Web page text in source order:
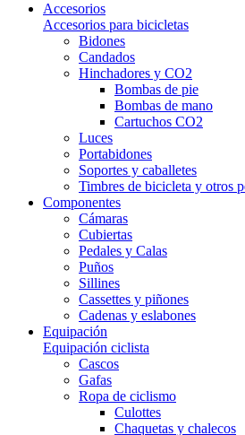
Accesorios
Accesorios para bicicletas
Bidones
Candados
Hinchadores y CO2
Bombas de pie
Bombas de mano
Cartuchos CO2
Luces
Portabidones
Soportes y caballetes
Timbres de bicicleta y otros
Componentes
Cámaras
Cubiertas
Pedales y Calas
Puños
Sillines
Cassettes y piñones
Cadenas y eslabones
Equipación
Equipación ciclista
Cascos
Gafas
Ropa de ciclismo
Culottes
Chaquetas y chalecos